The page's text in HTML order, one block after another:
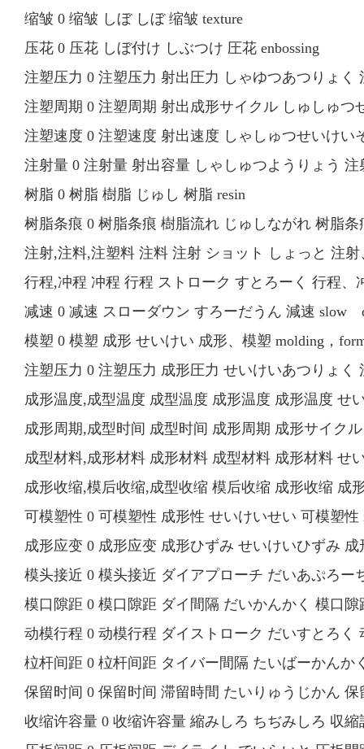
缩皱 0 缩皱 しぼ しぼ 缩皱 texture
压花 0 压花 しぼ付け しぶつけ 圧花 enbossing
注塑压力 0 注塑压力 射出圧力 しゃゆつあつりょく
注塑周期 0 注塑周期 射出成形サイクル しゅしゅ
注塑速度 0 注塑速度 射出速度 しゃしゅつせいけい
注射量 0 注射量 射出容量 しゃしゅつようりょう
树脂 0 树脂 樹脂 じゅし 树脂 resin
树脂条痕 0 树脂条痕 樹脂流れ じゅしながれ 树脂
注射,注料,注塑料 注料 注射 ショット しょっと 注射
行程,冲程 冲程 行程 ストローク すとろーく 行程、
减速 0 减速 スローダウン すろーだうん 減速 slow
模塑 0 模塑 成形 せいけい 成形、模塑 molding，
注塑压力 0 注塑压力 成形圧力 せいけいあつりょく
成形温度,成型温度 成型温度 成形温度 成形温度 せ
成形周期,成型时间 成型时间 成形周期 成形サイク
成型材料,成形材料 成形材料 成型材料 成形材料 せ
成形收缩,模后收缩,成型收缩 模后收缩 成形收缩 成
可模塑性 0 可模塑性 成形性 せいけいせい 可模塑性
成形应变 0 成形应变 成形ひずみ せいけいひずみ
模头接近 0 模头接近 ダイアプローチ だいあぷろー
模口隙距 0 模口隙距 ダイ間隔 だいかんかく 模口
动模行程 0 动模行程 ダイストローク だいすとろ
柆杆间距 0 柆杆间距 タイバー間隔 たいばーかん
保留时间 0 保留时间 滞留時間 たいりゅうじかん
收缩许容量 0 收缩许容量 縮みしろ ちぢみしろ 収